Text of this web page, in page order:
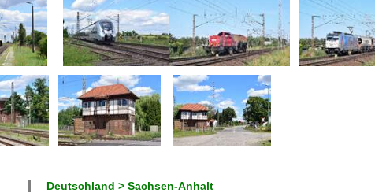
Deutschland > Sachsen-Anhalt